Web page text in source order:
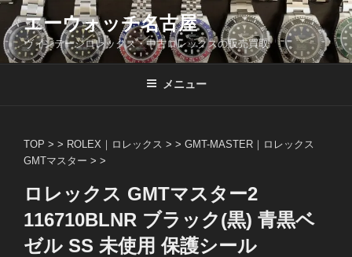
コ
ン
テ
ン
エーウォッチ名古屋
ヴィンテージロレックス・中古ロレックスの販売買取
メニュー
TOP > > ROLEX｜ロレックス > > GMT-MASTER｜ロレックス
GMTマスター > >
ロレックス GMTマスター2
116710BLNR ブラック(黒) 青黒ベ
ゼル SS 未使用 保護シール